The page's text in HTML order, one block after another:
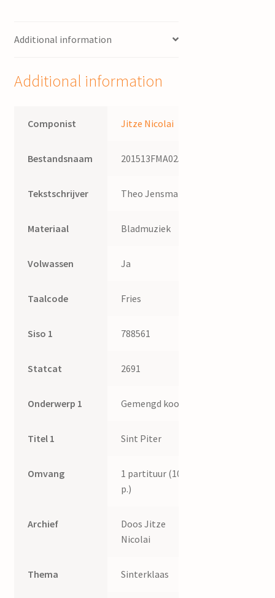
Nicolai
Anny
quantity
Additional information
Additional information
Componist Jitze Nicolai
Bestandsnaam 201513FMA025
Tekstschrijver Theo Jensma
Materiaal Bladmuziek
Volwassen Ja
Taalcode Fries
Siso 1 788561
Statcat 2691
Onderwerp 1 Gemengd koor
Titel 1 Sint Piter
Omvang
1 partituur (10
p.)
Archief
Doos Jitze
Nicolai
Thema Sinterklaas